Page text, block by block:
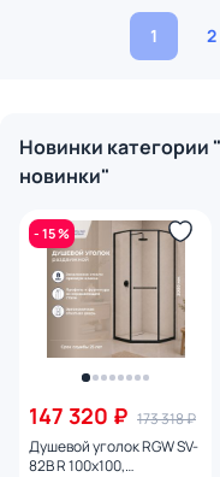
1 2
Новинки
новинки"
- 15 %
147 320 ₽ 173 318 ₽
Душевой уголок RGW SV-
82B R 100x100,